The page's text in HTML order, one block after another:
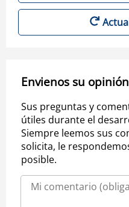
Envienos su opinión
Sus preguntas y
útiles durante el
Siempre leemos sus
solicita, le
posible.